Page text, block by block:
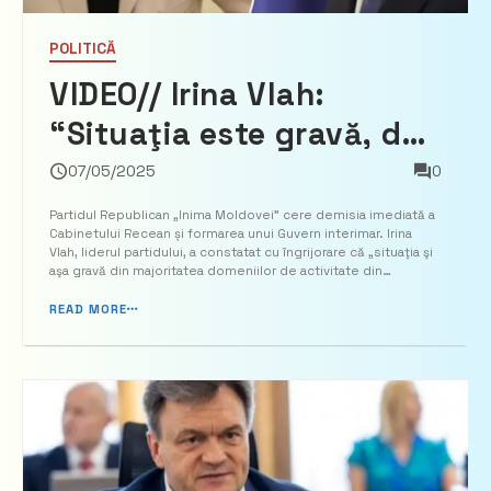
POLITICĂ
VIDEO// Irina Vlah:
“Situaţia este gravă, dar
ţara încă mai poate fi
salvată. Iar pentru
aceasta Guvernul
Recean trebuie să plece
07/05/2025 0
Partidul Republican „Inima Moldovei” cere demisia imediată a
Cabinetului Recean și formarea unui Guvern interimar. Irina
Vlah, liderul partidului, a constatat cu îngrijorare că „situaţia şi
aşa gravă din majoritatea domeniilor de activitate din
transmite alerta.md. Astfel, după ce...
READ MORE